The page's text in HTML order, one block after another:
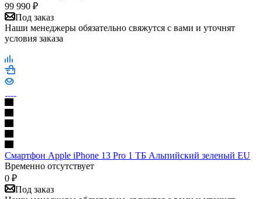
99 990 ₽
Под заказ
Наши менеджеры обязательно свяжутся с вами и уточнят
условия заказа
Смартфон Apple iPhone 13 Pro 1 ТБ Альпийский зеленый EU
Временно отсутствует
0 ₽
Под заказ